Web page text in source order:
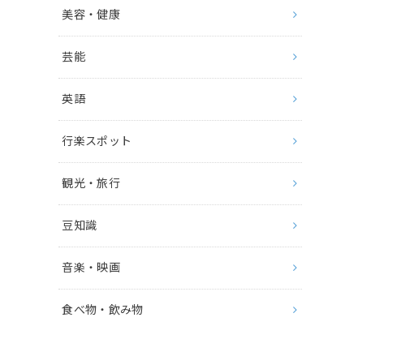
美容・健康
芸能
英語
行楽スポット
観光・旅行
豆知識
音楽・映画
食べ物・飲み物